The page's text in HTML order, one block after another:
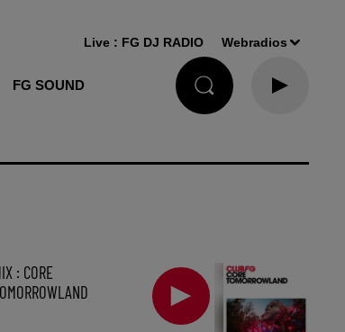
FG SOUND
Live : FG DJ RADIO Webradios
: CORE